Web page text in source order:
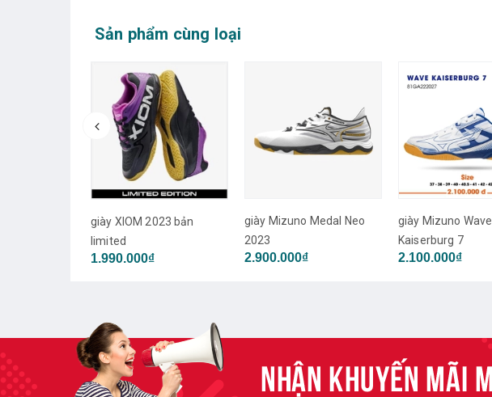
Sản phẩm cùng loại
giày XIOM 2023 bản
limited
1.990.000₫
giày Mizuno Medal Neo
2023
2.900.000₫
giày Mizuno Wave
Kaiserburg 7
2.100.000₫